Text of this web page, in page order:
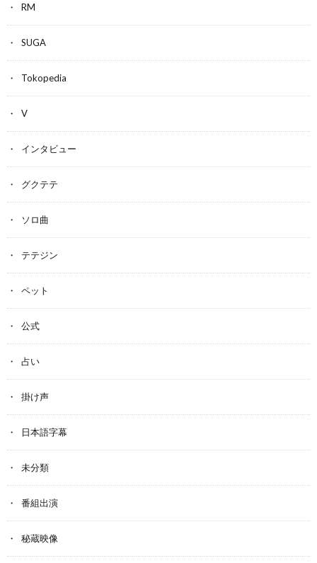
RM
SUGA
Tokopedia
V
インタビュー
グクテテ
ソロ曲
テテジン
ペット
公式
占い
掛け声
日本語字幕
未分類
番組出演
秘蔵映像